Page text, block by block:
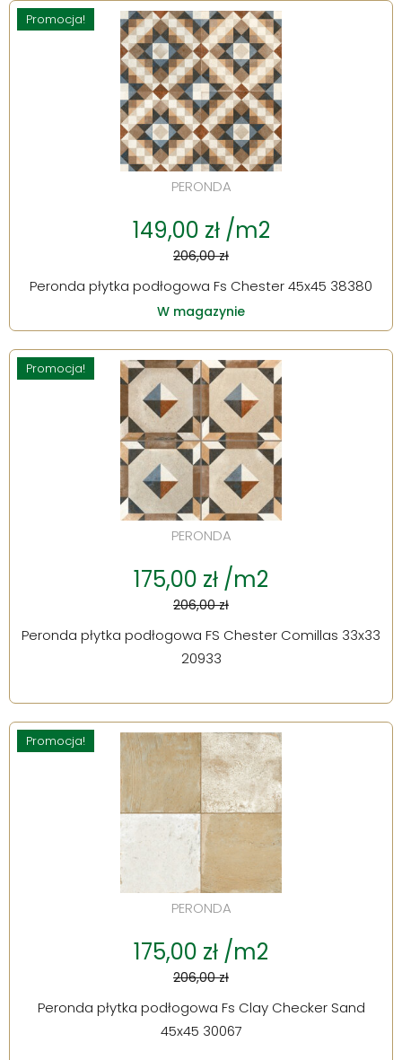
Promocja!
PERONDA
149,00 zł /m2
206,00 zł
Peronda płytka podłogowa Fs Chester 45x45 38380
W magazynie
Promocja!
PERONDA
175,00 zł /m2
206,00 zł
Peronda płytka podłogowa FS Chester Comillas 33x33
20933
Promocja!
PERONDA
175,00 zł /m2
206,00 zł
Peronda płytka podłogowa Fs Clay Checker Sand
45x45 30067